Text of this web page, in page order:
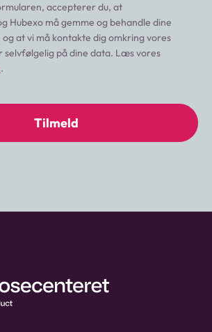
accepterer du, at
Hubexo må gemme og behandle dine
at vi må kontakte dig omkring vores
selvfølgelig på dine data. Læs vores
.